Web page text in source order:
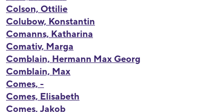
Colson, Ottilie
Colubow, Konstantin
Comanns, Katharina
Comativ, Marga
Comblain, Hermann Max Georg
Comblain, Max
Comes, -
Comes, Elisabeth
Comes, Jakob